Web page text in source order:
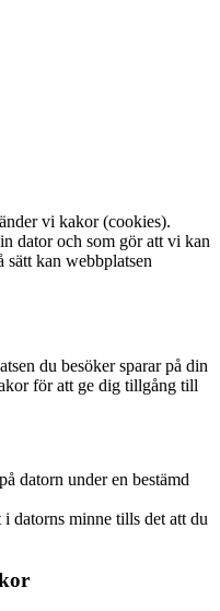
vi kakor (cookies).
dator och som gör att vi kan
sätt kan webbplatsen
du besöker sparar på din
för att ge dig tillgång till
datorn under en bestämd
datorns minne tills det att du